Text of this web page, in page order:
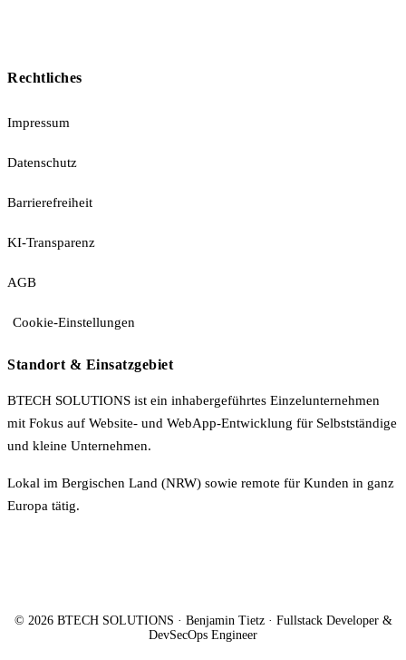
Rechtliches
Impressum
Datenschutz
Barrierefreiheit
KI-Transparenz
AGB
Cookie-Einstellungen
Standort & Einsatzgebiet
BTECH SOLUTIONS ist ein inhabergeführtes Einzelunternehmen
mit Fokus auf Website- und WebApp-Entwicklung für Selbstständige
und kleine Unternehmen.
Lokal im Bergischen Land (NRW) sowie remote für Kunden in ganz
Europa tätig.
© 2026 BTECH SOLUTIONS · Benjamin Tietz · Fullstack Developer &
DevSecOps Engineer